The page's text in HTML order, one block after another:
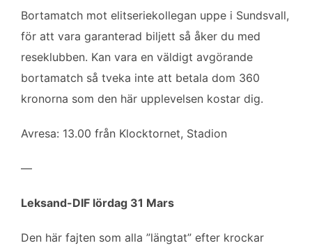
Bortamatch mot elitseriekollegan uppe i Sundsvall,
för att vara garanterad biljett så åker du med
reseklubben. Kan vara en väldigt avgörande
bortamatch så tveka inte att betala dom 360
kronorna som den här upplevelsen kostar dig.
Avresa: 13.00 från Klocktornet, Stadion
—
Leksand-DIF lördag 31 Mars
Den här fajten som alla ”längtat” efter krockar